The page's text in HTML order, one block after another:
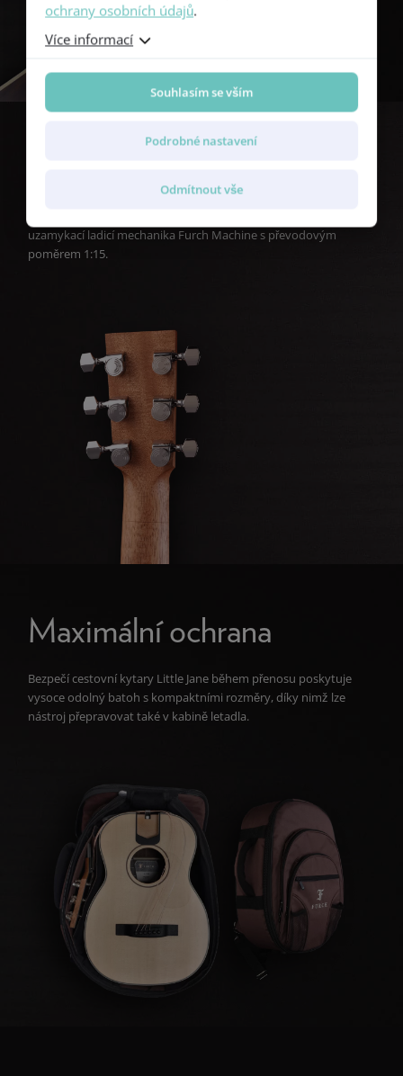
uzamykací ladicí mechanika Furch Machine s převodovým
poměrem 1:15.
Maximální ochrana
Bezpečí cestovní kytary Little Jane během přenosu poskytuje
vysoce odolný batoh s kompaktními rozměry, díky nimž lze
nástroj přepravovat také v kabině letadla.
ochrany osobních údajů.
Více informací
Souhlasím se vším
Podrobné nastavení
Odmítnout vše